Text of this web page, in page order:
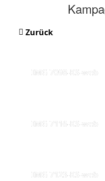
Zurück
IMG 7098-KS-web
IMG 7116-KS-web
IMG 7123-KS-web